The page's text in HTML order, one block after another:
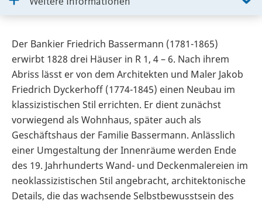
Der Bankier Friedrich Bassermann (1781-1865)
erwirbt 1828 drei Häuser in R 1, 4 – 6. Nach ihrem
Abriss lässt er von dem Architekten und Maler Jakob
Friedrich Dyckerhoff (1774-1845) einen Neubau im
klassizistischen Stil errichten. Er dient zunächst
vorwiegend als Wohnhaus, später auch als
Geschäftshaus der Familie Bassermann. Anlässlich
einer Umgestaltung der Innenräume werden Ende
des 19. Jahrhunderts Wand- und Deckenmalereien im
neoklassizistischen Stil angebracht, architektonische
Details, die das wachsende Selbstbewusstsein des